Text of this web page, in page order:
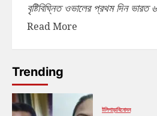
বৃষ্টিবিঘ্নিত ওভালের প্রথম দিন
Read More
Trending
টলিপাড়াবিনোদন